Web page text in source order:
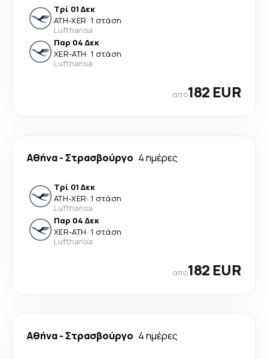
Τρί 01 Δεκ
ATH-XER· 1 στάση
Lufthansa
Παρ 04 Δεκ
XER-ATH· 1 στάση
Lufthansa
από182 EUR
Αθήνα- Στρασβούργο 4 ημέρες
Τρί 01 Δεκ
ATH-XER· 1 στάση
Lufthansa
Παρ 04 Δεκ
XER-ATH· 1 στάση
Lufthansa
από182 EUR
Αθήνα- Στρασβούργο 4 ημέρες